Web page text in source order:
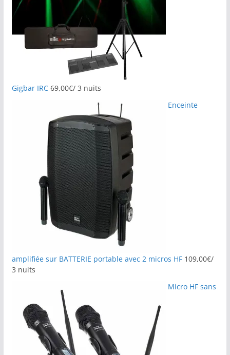
Gigbar IRC 69,00€/ 3 nuits
Enceinte
amplifiée sur BATTERIE portable avec 2 micros HF 109,00€/
3 nuits
Micro HF sans